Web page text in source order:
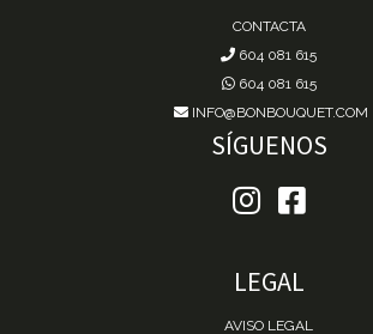
CONTACTA
604 081 615
604 081 615
INFO@BONBOUQUET.COM
SÍGUENOS
LEGAL
AVISO LEGAL